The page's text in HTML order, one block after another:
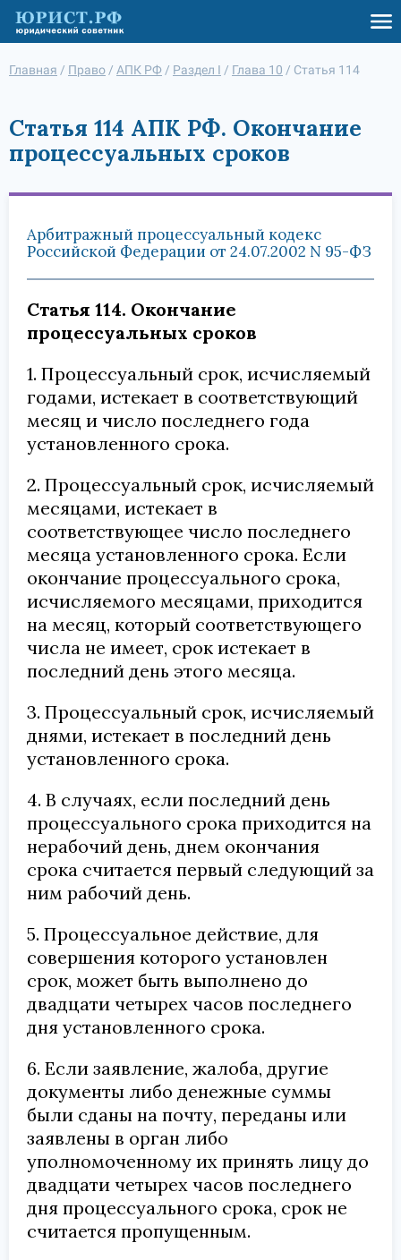
Главная / Право / АПК РФ / Раздел I / Глава 10 / Статья 114
Статья 114 АПК РФ. Окончание
процессуальных сроков
Арбитражный процессуальный кодекс
Российской Федерации от 24.07.2002 N 95-ФЗ
Статья 114. Окончание
процессуальных сроков
1. Процессуальный срок, исчисляемый
годами, истекает в соответствующий
месяц и число последнего года
установленного срока.
2. Процессуальный срок, исчисляемый
месяцами, истекает в
соответствующее число последнего
месяца установленного срока. Если
окончание процессуального срока,
исчисляемого месяцами, приходится
на месяц, который соответствующего
числа не имеет, срок истекает в
последний день этого месяца.
3. Процессуальный срок, исчисляемый
днями, истекает в последний день
установленного срока.
4. В случаях, если последний день
процессуального срока приходится на
нерабочий день, днем окончания
срока считается первый следующий за
ним рабочий день.
5. Процессуальное действие, для
совершения которого установлен
срок, может быть выполнено до
двадцати четырех часов последнего
дня установленного срока.
6. Если заявление, жалоба, другие
документы либо денежные суммы
были сданы на почту, переданы или
заявлены в орган либо
уполномоченному их принять лицу до
двадцати четырех часов последнего
дня процессуального срока, срок не
считается пропущенным.